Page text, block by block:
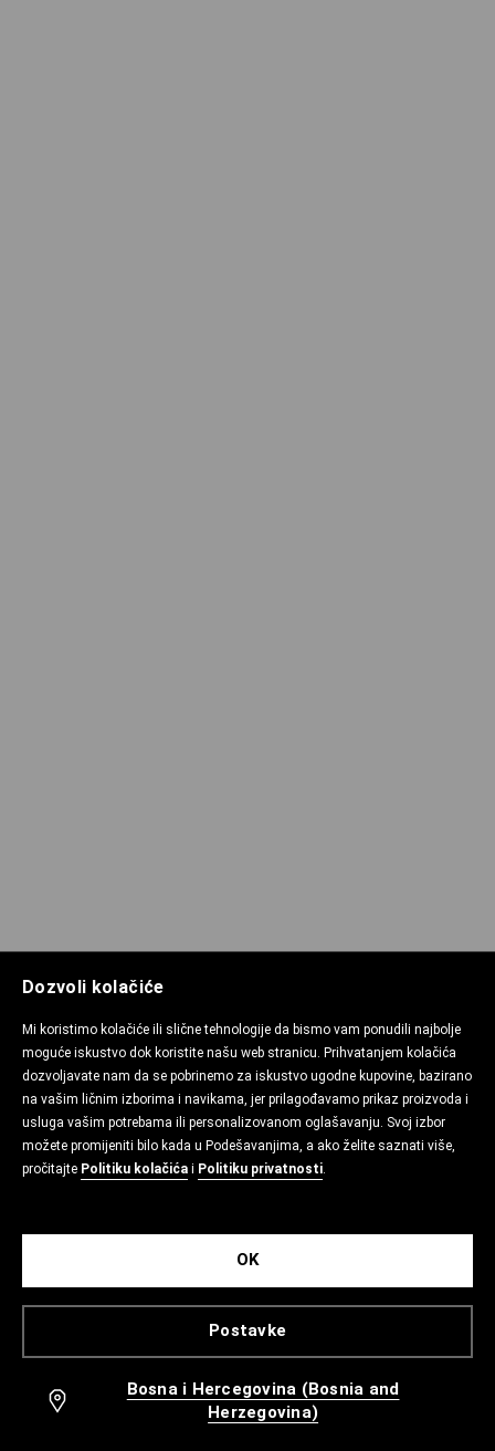
Dozvoli kolačiće
Mi koristimo kolačiće ili slične tehnologije da bismo vam ponudili najbolje
moguće iskustvo dok koristite našu web stranicu. Prihvatanjem kolačića
dozvoljavate nam da se pobrinemo za iskustvo ugodne kupovine, bazirano
na vašim ličnim izborima i navikama, jer prilagođavamo prikaz proizvoda i
usluga vašim potrebama ili personalizovanom oglašavanju. Svoj izbor
možete promijeniti bilo kada u Podešavanjima, a ako želite saznati više,
pročitajte Politiku kolačića i Politiku privatnosti.
Postavke
OK
Bosna i Hercegovina (Bosnia and
Herzegovina)